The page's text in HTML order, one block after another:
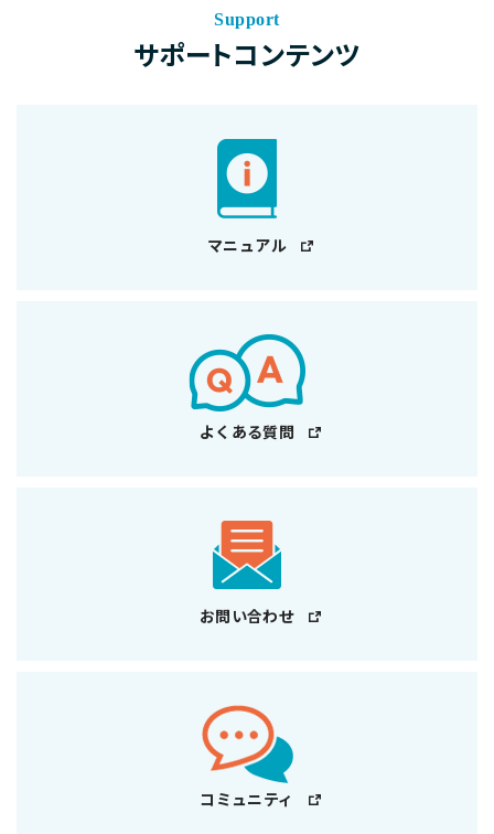
Support
サポートコンテンツ
マニュアル
よくある質問
お問い合わせ
コミュニティ